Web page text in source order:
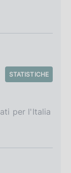
STATISTICHE
per l'Italia